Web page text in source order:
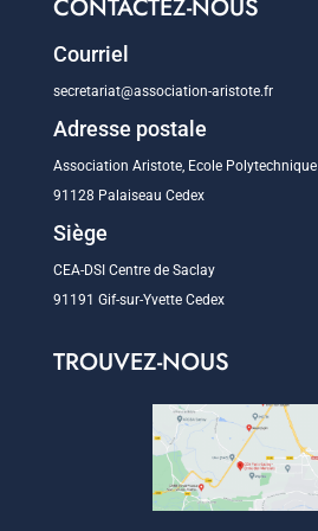
CONTACTEZ-NOUS
Courriel
secretariat@association-aristote.fr
Adresse postale
Association Aristote, Ecole Polytechnique
91128 Palaiseau Cedex
Siège
CEA-DSI Centre de Saclay
91191 Gif-sur-Yvette Cedex
TROUVEZ-NOUS